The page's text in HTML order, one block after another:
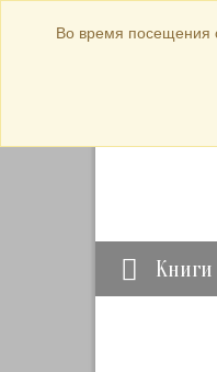
bibl-
Книги
Во время посещения